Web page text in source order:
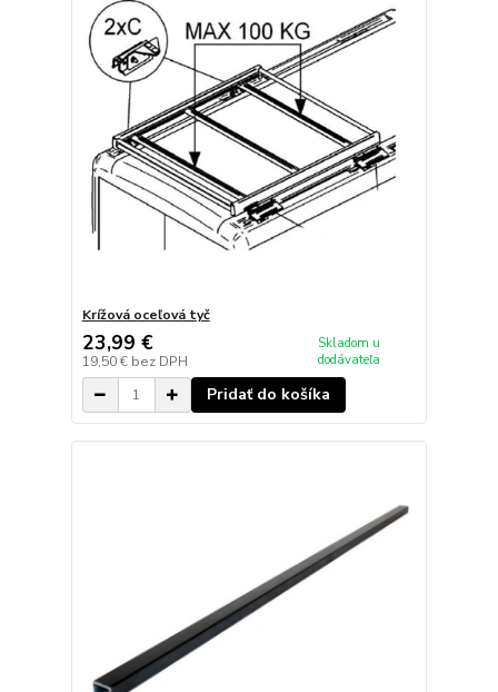
Krížová oceľová tyč
23,99 €
19,50 € bez DPH
Skladom u
dodávateľa
Pridať do košíka